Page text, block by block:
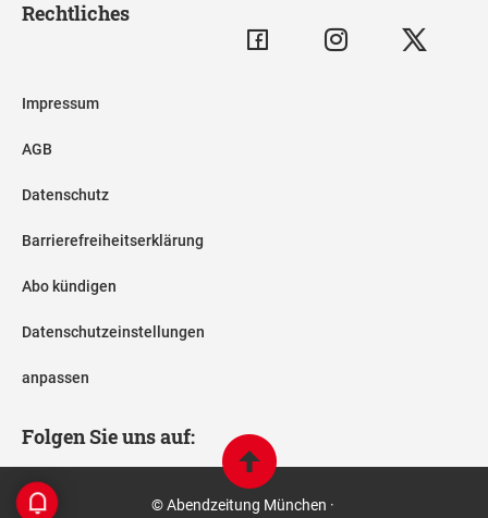
Rechtliches
Impressum
AGB
Datenschutz
Barrierefreiheitserklärung
Abo kündigen
Datenschutzeinstellungen
anpassen
Folgen Sie uns auf:
© Abendzeitung München ·